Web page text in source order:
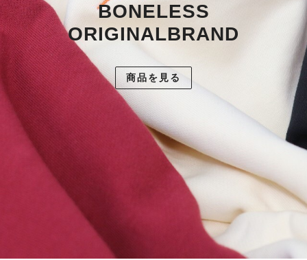
BONELESS
ORIGINALBRAND
商品を見る